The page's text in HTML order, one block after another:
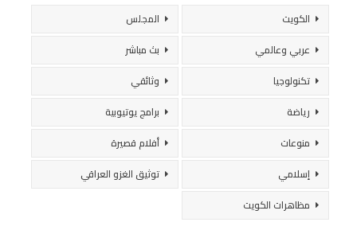
الكويت
المجلس
عربي وعالمي
بث مباشر
تكنولوجيا
وثائقي
رياضة
برامج يوتيوبية
منوعات
أفلام قصيرة
إسلامي
توثيق الغزو العراقي
مظاهرات الكويت